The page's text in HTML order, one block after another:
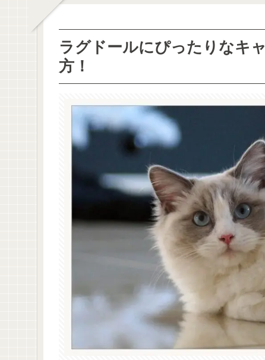
ラグドールにぴったりなキ
方！